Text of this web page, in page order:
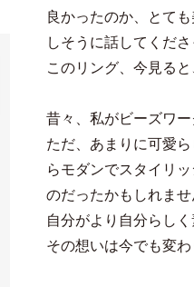
良かったのか、とて
しそうに話してくださ
このリング、今見る
昔々、私がビーズワ
ただ、あまりに可愛
らモダンでスタイリ
のだったかもしれま
自分がより自分らし
その想いは今でも変